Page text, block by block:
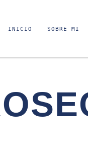
INICIO SOBRE MI